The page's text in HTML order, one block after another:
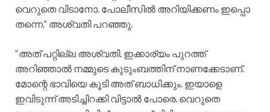
വെറുതെ വിടാനോ. പോലീസിൽ അറിയിക്കണം ഇപ്പൊ
തന്നെ.” അശ്വതി പറഞ്ഞു.
“അത് പറ്റില്ല അശ്വതി. ഇക്കാര്യം പുറത്ത്
അറിഞ്ഞാൽ നമ്മുടെ കുടുംബത്തിന് നാണക്കേടാണ്.
മോന്റെ ഭാവിയെ കൂടി അത് ബാധിക്കും. ഇയാളെ
ഇവിടുന്ന് അടിച്ചിറക്കി വിട്ടാൽ പോരെ. വെറുതെ